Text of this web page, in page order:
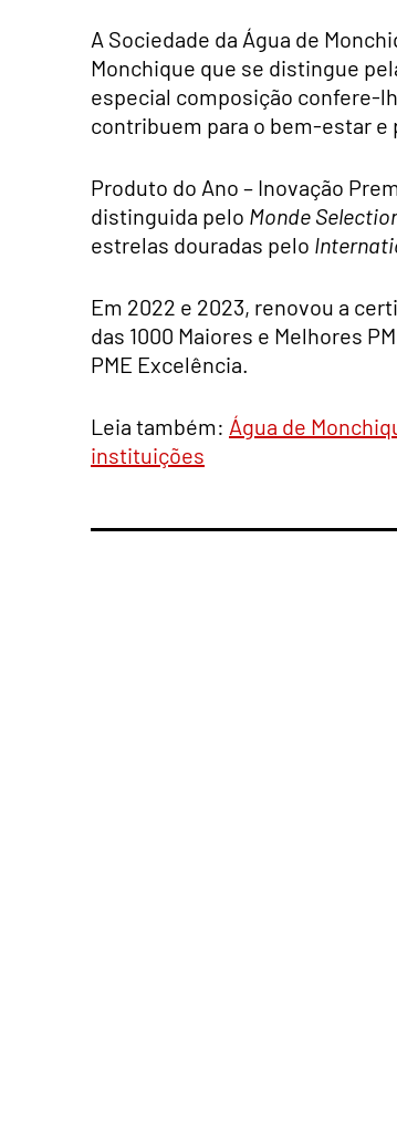
A Sociedade da Água de
Monchique que se distingue
especial composição confere-
contribuem para o bem-estar e
Produto do Ano – Inovação
distinguida pelo Monde
estrelas douradas pelo
Em 2022 e 2023, renovou a
das 1000 Maiores e Melhores
PME Excelência.
Leia também: Água de
instituições